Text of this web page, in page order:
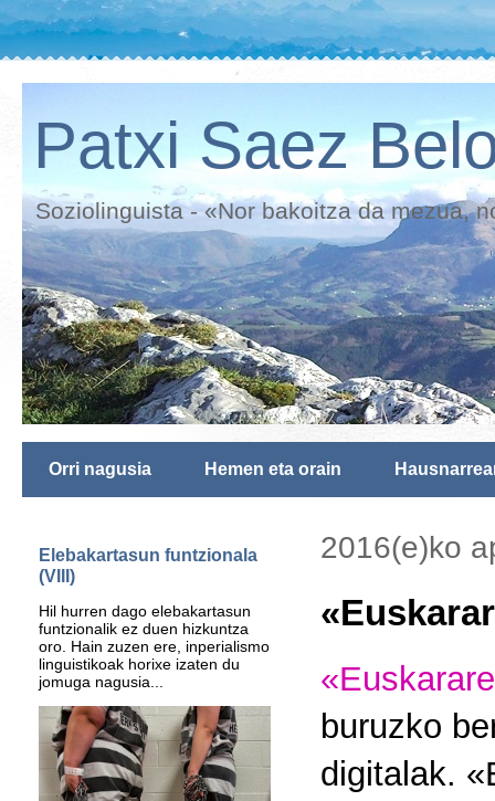
Patxi Saez
Soziolinguista - «Nor bakoitza da mezua,
Orri nagusia Hemen eta orain
2016(e)ko
buruzko
digitalak.
Elebakartasun funtzionala
(VIII)
Hil hurren dago elebakartasun
funtzionalik ez duen hizkuntza
oro. Hain zuzen ere, inperialismo
linguistikoak horixe izaten du
jomuga nagusia...